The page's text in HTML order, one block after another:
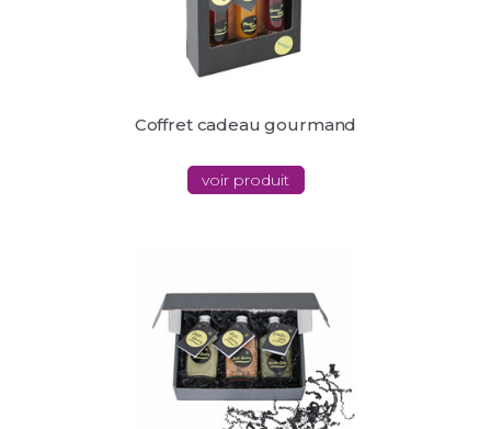
Coffret cadeau gourmand
voir produit